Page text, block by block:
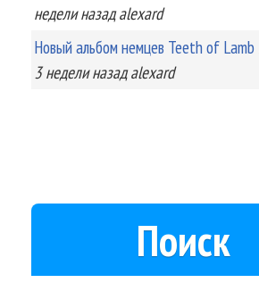
неделиназад alexard
Новый альбом немцев Teeth of Lamb
3 неделиназад alexard
Поиск